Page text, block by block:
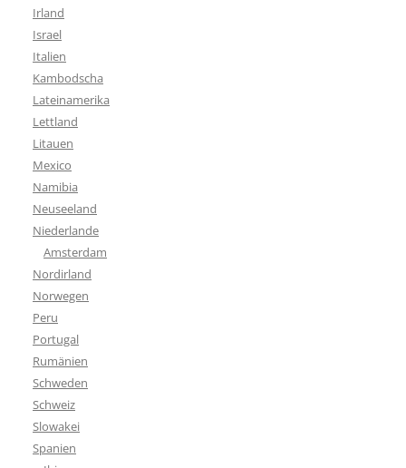
Irland
Israel
Italien
Kambodscha
Lateinamerika
Lettland
Litauen
Mexico
Namibia
Neuseeland
Niederlande
Amsterdam
Nordirland
Norwegen
Peru
Portugal
Rumänien
Schweden
Schweiz
Slowakei
Spanien